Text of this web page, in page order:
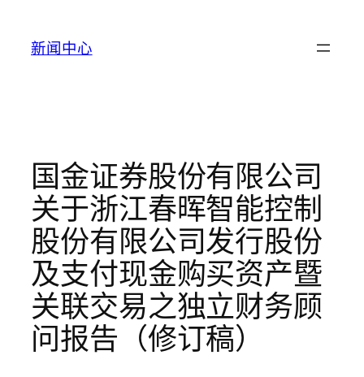
新闻中心
国金证券股份有限公司
关于浙江春晖智能控制
股份有限公司发行股份
及支付现金购买资产暨
关联交易之独立财务顾
问报告（修订稿）